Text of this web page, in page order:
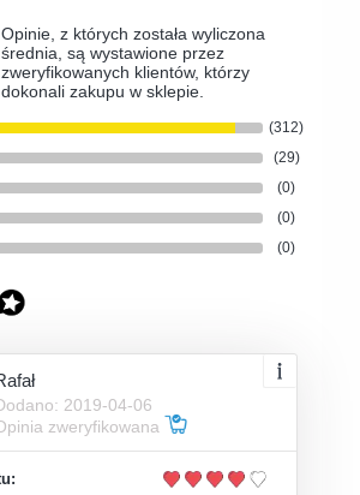
Opinie, z których została wyliczona
średnia, są wystawione przez
zweryfikowanych klientów, którzy
dokonali zakupu w sklepie.
(312)
(29)
(0)
(0)
(0)
2019-04-06
zweryfikowana